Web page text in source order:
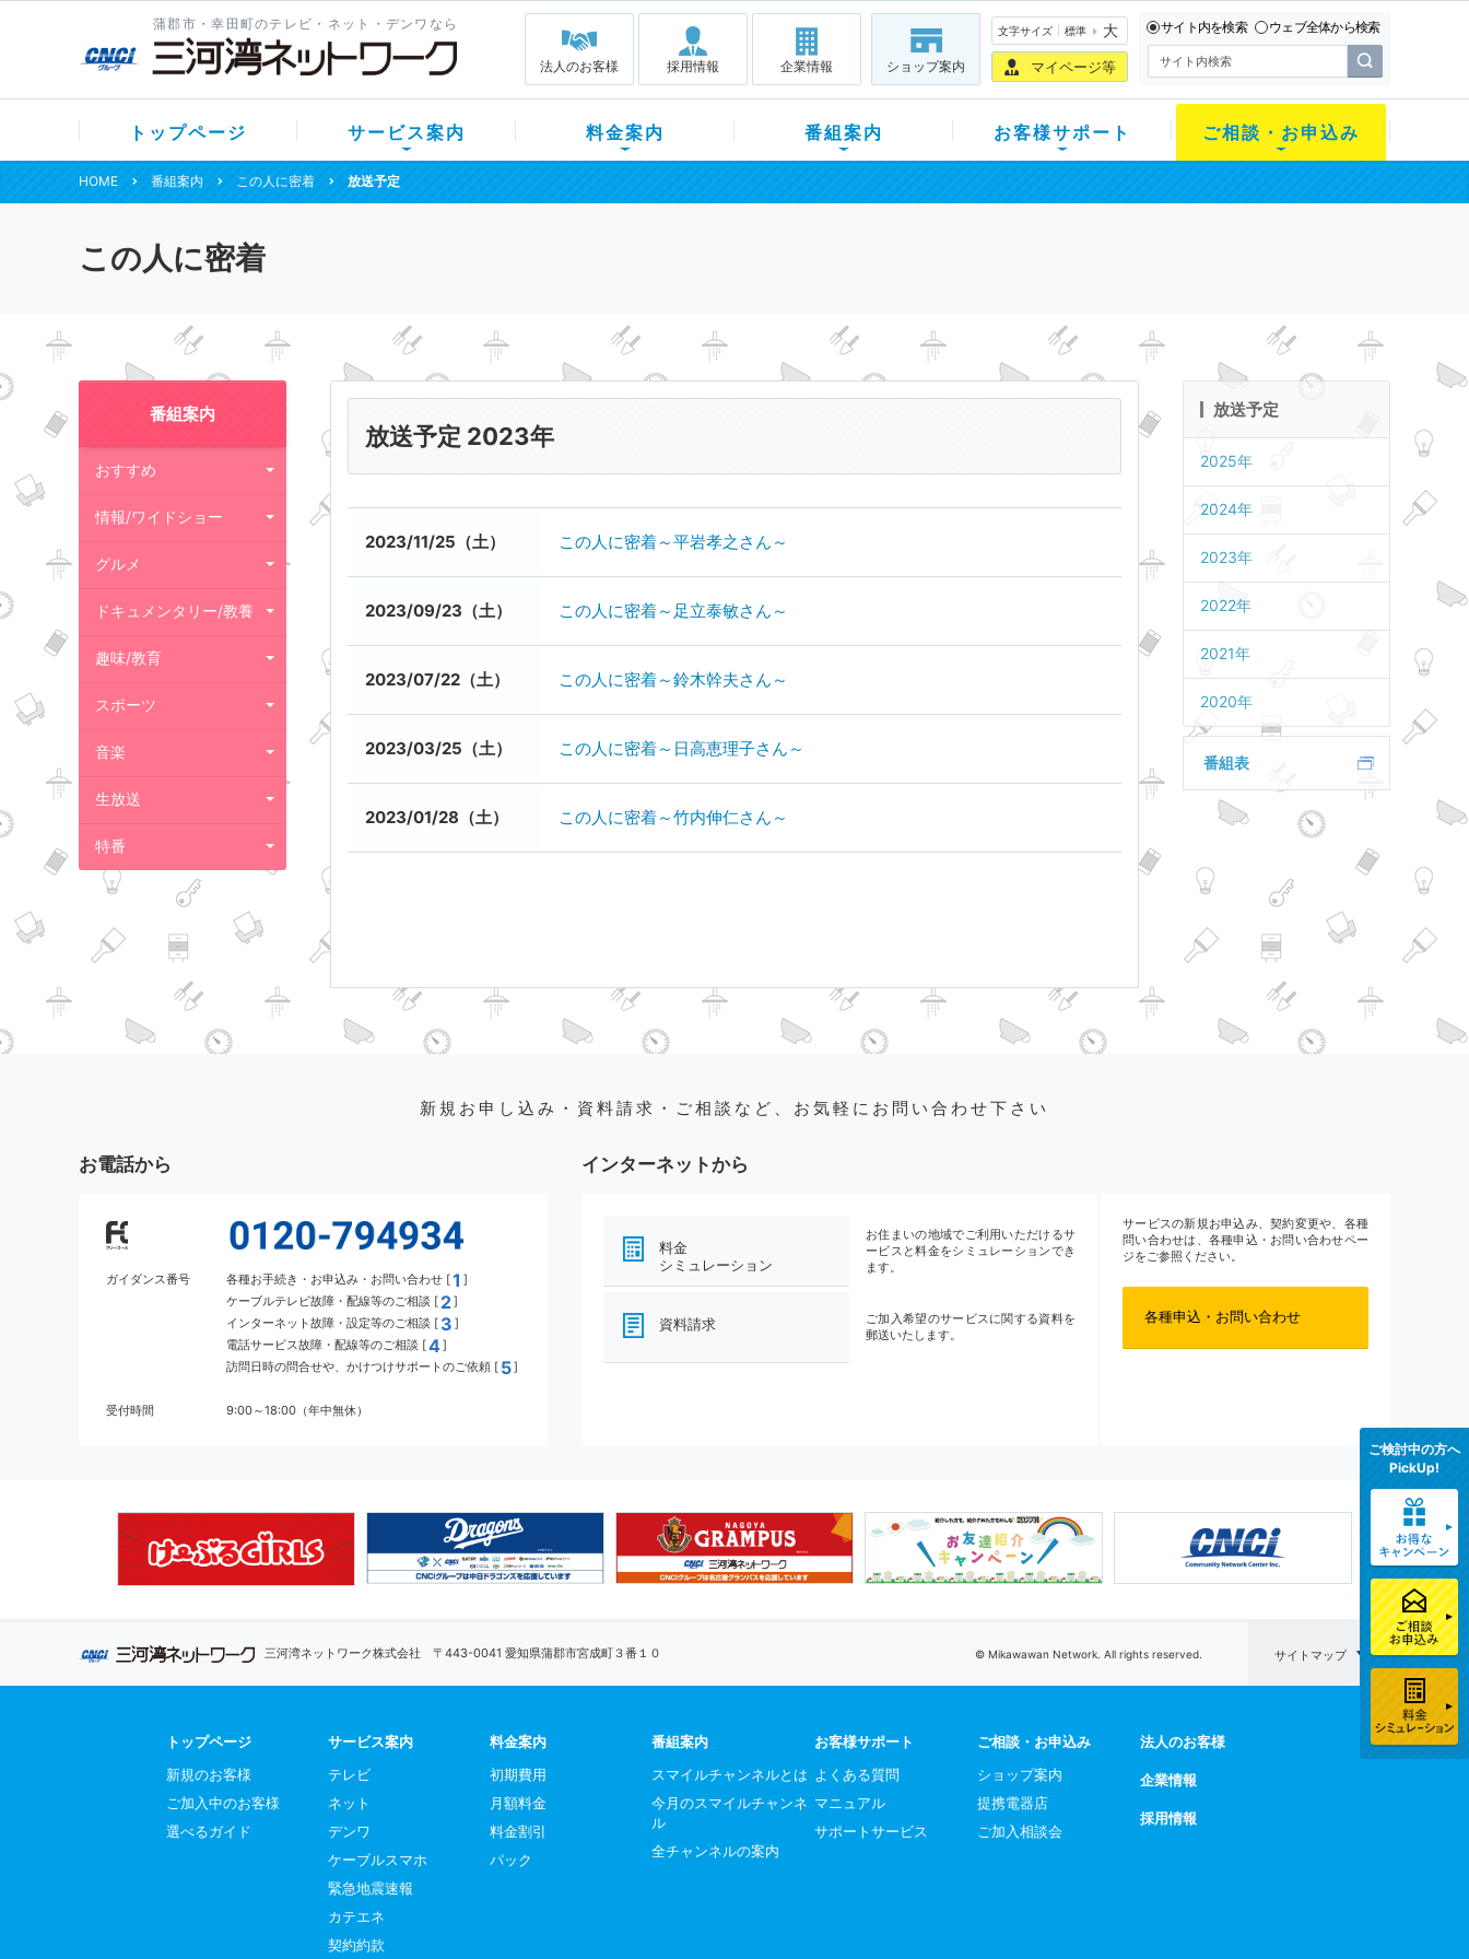
蒲郡市・幸田町のテレビ・ネット・デンワなら
法人のお客様 採用情報 企業情報 ショップ案内
文字サイズ 標準 大
マイページ等
サイト内を検索 ウェブ全体から検索
トップページ サービス案内 料金案内 番組案内 お客様サポート ご相談・お申込み
HOME 番組案内 この人に密着 放送予定
この人に密着
番組案内
おすすめ
情報/ワイドショー
グルメ
ドキュメンタリー/教養
趣味/教育
スポーツ
音楽
生放送
特番
放送予定 2023年
2023/11/25（土） この人に密着～平岩孝之さん～
2023/09/23（土） この人に密着～足立泰敏さん～
2023/07/22（土） この人に密着～鈴木幹夫さん～
2023/03/25（土） この人に密着～日高恵理子さん～
2023/01/28（土） この人に密着～竹内伸仁さん～
放送予定
2025年
2024年
2023年
2022年
2021年
2020年
番組表
新規お申し込み・資料請求・ご相談など、お気軽にお問い合わせ下さい
お電話から
ガイダンス番号 各種お手続き・お申込み・お問い合わせ [1 ]
ケーブルテレビ故障・配線等のご相談 [ 2]
インターネット故障・設定等のご相談 [ 3 ]
電話サービス故障・配線等のご相談 [4]
訪問日時の問合せや、かけつけサポートのご依頼 [ 5]
受付時間 9:00～18:00（年中無休）
インターネットから
料金
シミュレーション
お住まいの地域でご利用いただけるサ
ービスと料金をシミュレーションでき
ます。
資料請求
ご加入希望のサービスに関する資料を
郵送いたします。
サービスの新規お申込み、契約変更や、各種
問い合わせは、各種申込・お問い合わせペー
ジをご参照ください。
各種申込・お問い合わせ
三河湾ネットワーク株式会社 〒443-0041 愛知県蒲郡市宮成町３番１０ © Mikawawan Network. All rights reserved. サイトマップ
トップページ
新規のお客様
ご加入中のお客様
選べるガイド
サービス案内
テレビ
ネット
デンワ
ケーブルスマホ
緊急地震速報
カテエネ
契約約款
料金案内
初期費用
月額料金
料金割引
パック
番組案内
スマイルチャンネルとは
今月のスマイルチャンネ
ル
全チャンネルの案内
お客様サポート
よくある質問
マニュアル
サポートサービス
ご相談・お申込み
ショップ案内
提携電器店
ご加入相談会
法人のお客様
企業情報
採用情報
ご検討中の方へ
PickUp!